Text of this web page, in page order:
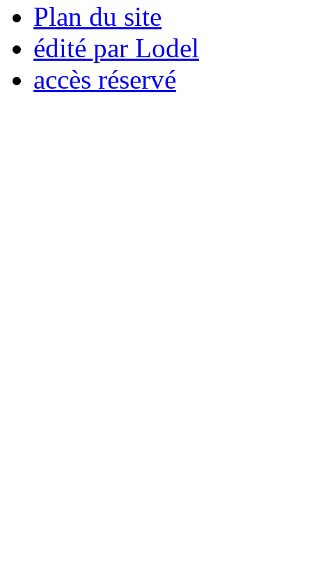
Plan du site
édité par Lodel
accès réservé